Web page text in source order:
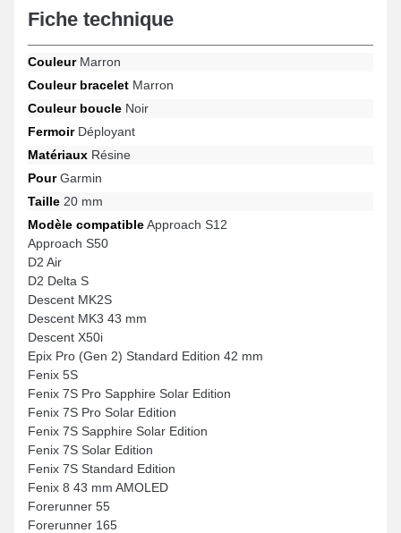
Fiche technique
CouleurMarron
Couleur bracelet Marron
Couleur boucle Noir
FermoirDéployant
Matériaux Résine
PourGarmin
Taille 20 mm
Modèle compatibleApproach S12
Approach S50
D2 Air
D2 Delta S
Descent MK2S
Descent MK3 43 mm
Descent X50i
Epix Pro (Gen 2) Standard Edition 42 mm
Fenix 5S
Fenix 7S Pro Sapphire Solar Edition
Fenix 7S Pro Solar Edition
Fenix 7S Sapphire Solar Edition
Fenix 7S Solar Edition
Fenix 7S Standard Edition
Fenix 8 43 mm AMOLED
Forerunner 55
Forerunner 165